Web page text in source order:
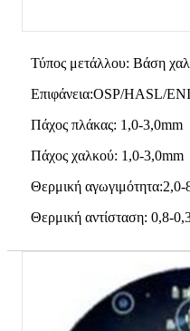
Τύπος μετάλλου: Βάση
Επιφάνεια:OSP/HASL/
Πάχος πλάκας: 1,0-3,0mm
Πάχος χαλκού: 1,0-3,0mm
Θερμική
Θερμική αντίσταση: 0,8-